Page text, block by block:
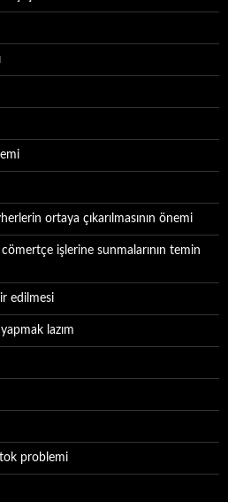
ortaya çıkarılmasının önemi
cömertçe işlerine sunmalarının temin
edilmesi
lazım
problemi